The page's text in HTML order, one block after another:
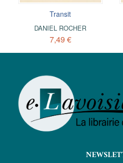
Transit
DANIEL ROCHER
7,49 €